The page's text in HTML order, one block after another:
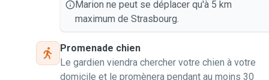
Marion ne peut se déplacer qu'à 5 km
maximum de Strasbourg.
Promenade chien
Le gardien viendra chercher votre chien à votre
domicile et le promènera pendant au moins 30